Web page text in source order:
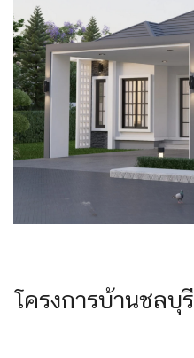
โครงการบ้านชลบุรี